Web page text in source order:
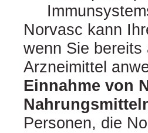
Norvasc kann
wenn Sie bereits
Arzneimittel
Einnahme von
Personen, die